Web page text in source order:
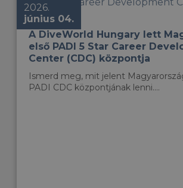
2026.
június 04.
A DiveWorld Hungary lett
első PADI 5 Star Career
Center (CDC) központja
Ismerd meg, mit jelent
PADI CDC központjának lenni....